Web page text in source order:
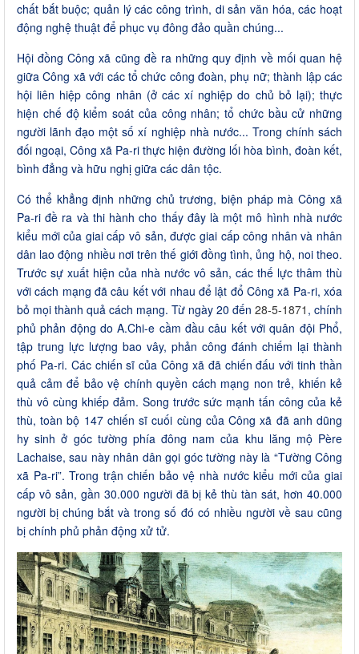
chất bắt buộc; quản lý các công trình, di sản văn hóa, các hoạt
động nghệ thuật để phục vụ đông đảo quần chúng...
Hội đồng Công xã cũng đề ra những quy định về mối quan hệ
giữa Công xã với các tổ chức công đoàn, phụ nữ; thành lập các
hội liên hiệp công nhân (ở các xí nghiệp do chủ bỏ lại); thực
hiện chế độ kiểm soát của công nhân; tổ chức bầu cử những
người lãnh đạo một số xí nghiệp nhà nước... Trong chính sách
đối ngoại, Công xã Pa-ri thực hiện đường lối hòa bình, đoàn kết,
bình đẳng và hữu nghị giữa các dân tộc.
Có thể khẳng định những chủ trương, biện pháp mà Công xã
Pa-ri đề ra và thi hành cho thấy đây là một mô hình nhà nước
kiểu mới của giai cấp vô sản, được giai cấp công nhân và nhân
dân lao động nhiều nơi trên thế giới đồng tình, ủng hộ, noi theo.
Trước sự xuất hiện của nhà nước vô sản, các thế lực thâm thù
với cách mạng đã câu kết với nhau để lật đổ Công xã Pa-ri, xóa
bỏ mọi thành quả cách mạng. Từ ngày 20 đến 28-5-1871 , chính
phủ phản động do A.Chi-e cầm đầu câu kết với quân đội Phổ,
tập trung lực lượng bao vây, phản công đánh chiếm lại thành
phố Pa-ri. Các chiến sĩ của Công xã đã chiến đấu với tinh thần
quả cảm để bảo vệ chính quyền cách mạng non trẻ, khiến kẻ
thù vô cùng khiếp đảm. Song trước sức mạnh tấn công của kẻ
thù, toàn bộ 147 chiến sĩ cuối cùng của Công xã đã anh dũng
hy sinh ở góc tường phía đông nam của khu lăng mộ Père
Lachaise, sau này nhân dân gọi góc tường này là “Tường Công
xã Pa-ri”. Trong trận chiến bảo vệ nhà nước kiểu mới của giai
cấp vô sản, gần 30.000 người đã bị kẻ thù tàn sát, hơn 40.000
người bị chúng bắt và trong số đó có nhiều người về sau cũng
bị chính phủ phản động xử tử.